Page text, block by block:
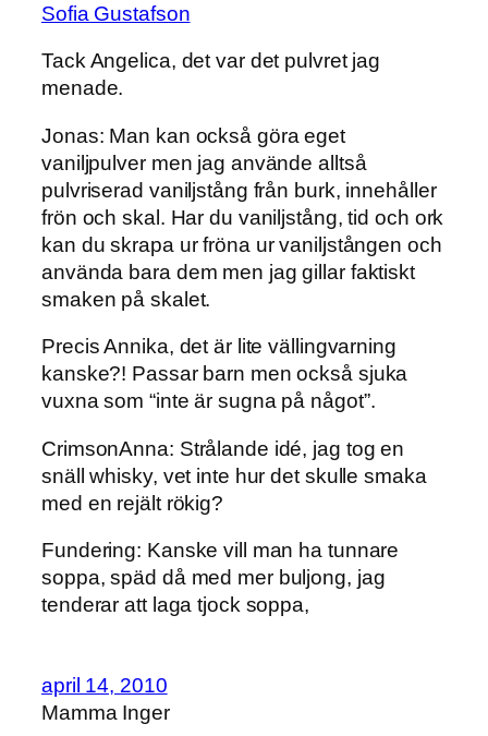
Sofia Gustafson
Tack Angelica, det var det pulvret jag
menade.
Jonas: Man kan också göra eget
vaniljpulver men jag använde alltså
pulvriserad vaniljstång från burk, innehåller
frön och skal. Har du vaniljstång, tid och ork
kan du skrapa ur fröna ur vaniljstången och
använda bara dem men jag gillar faktiskt
smaken på skalet.
Precis Annika, det är lite vällingvarning
kanske?! Passar barn men också sjuka
vuxna som “inte är sugna på något”.
CrimsonAnna: Strålande idé, jag tog en
snäll whisky, vet inte hur det skulle smaka
med en rejält rökig?
Fundering: Kanske vill man ha tunnare
soppa, späd då med mer buljong, jag
tenderar att laga tjock soppa,
april 14, 2010
Mamma Inger